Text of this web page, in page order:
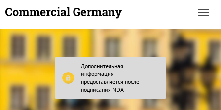
Дополнительная
информация
предоставляется после
подписания NDA